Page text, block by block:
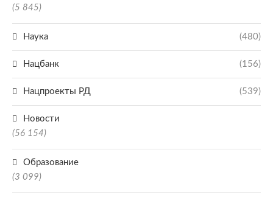
(5 845)
Наука (480)
Нацбанк (156)
Нацпроекты РД (539)
Новости
(56 154)
Образование
(3 099)